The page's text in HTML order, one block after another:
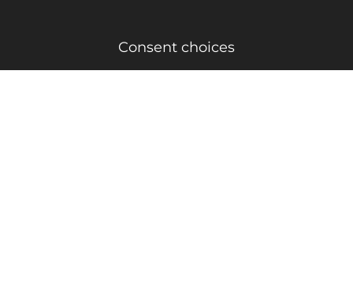
Consent choices